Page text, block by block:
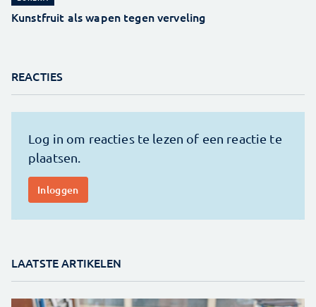
Kunstfruit als wapen tegen verveling
REACTIES
LAATSTE ARTIKELEN